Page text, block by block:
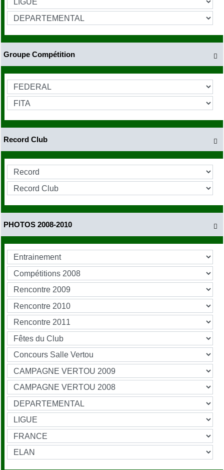

Groupe Compétition

Record Club

PHOTOS 2008-2010